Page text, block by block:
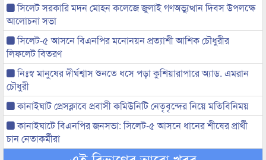
সিলেট সরকারি মদন মোহন কলেজে জুলাই গণঅভ্যুত্থান দিবস উপলক্ষে
আলোচনা সভা
সিলেট-৫ আসনে বিএনপির মনোনয়ন প্রত্যাশী আশিক চৌধুরীর
লিফলেট বিতরণ
নিঃস্ব মানুষের দীর্ঘশ্বাস শুনতে ধসে পড়া কুশিয়ারাপারে অ্যাড. এমরান
চৌধুরী
কানাইঘাট প্রেসক্লাবে প্রবাসী কমিউনিটি নেতৃবৃন্দের নিয়ে মতিবিনিময়
কানাইঘাটে বিএনপির জনসভা: সিলেট-৫ আসনে ধানের শীষের প্রার্থী
চান নেতাকর্মীরা